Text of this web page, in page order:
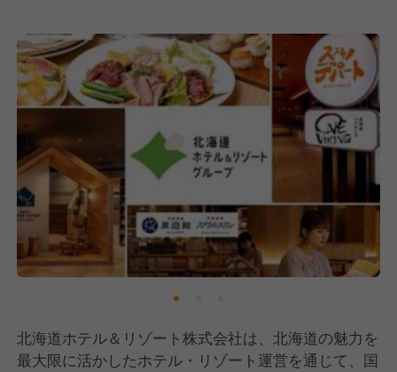
北海道ホテル＆リゾート株式会社は、北海道の魅力を
最大限に活かしたホテル・リゾート運営を通じて、国